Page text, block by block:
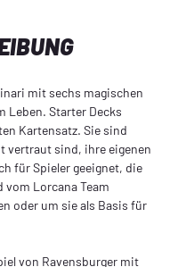
mit sechs magischen
Leben. Starter Decks
Kartensatz. Sie sind
vertraut sind, ihre eigenen
für Spieler geeignet, die
vom Lorcana Team
oder um sie als Basis für
von Ravensburger mit